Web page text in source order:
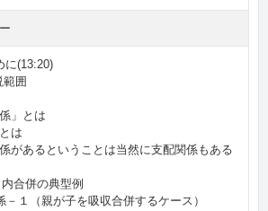
(13:20)
囲
」とは
は
るということは当然に支配関係もある
合併の典型例
１（親が子を吸収合併するケース）